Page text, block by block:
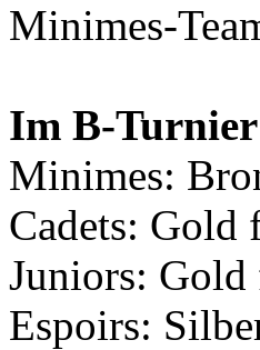
Minimes-
Im B-
Minimes:
Cadets: Gold
Juniors: Gold
Espoirs: